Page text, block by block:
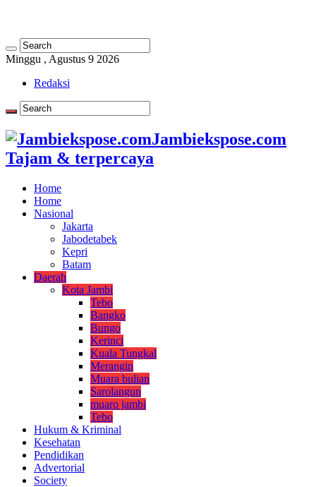
Minggu , Agustus 9 2026
Redaksi
Jambiekspose.com
Tajam & terpercaya
Home
Home
Nasional
Jakarta
Jabodetabek
Kepri
Batam
Daerah
Kota Jambi
Tebo
Bangko
Bungo
Kerinci
Kuala Tungkal
Merangin
Muara bulian
Sarolangun
muaro jambi
Tebo
Hukum & Kriminal
Kesehatan
Pendidikan
Advertorial
Society